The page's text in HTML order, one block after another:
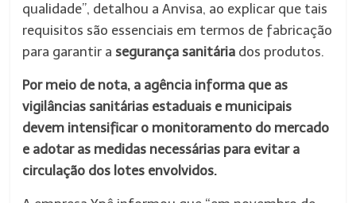
qualidade”, detalhou a Anvisa, ao explicar que tais
requisitos são essenciais em termos de fabricação
para garantir a segurança sanitária dos produtos.
Por meio de nota, a agência informa que as
vigilâncias sanitárias estaduais e municipais
devem intensificar o monitoramento do mercado
e adotar as medidas necessárias para evitar a
circulação dos lotes envolvidos.